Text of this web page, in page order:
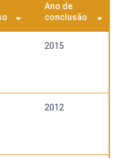
Ano de
conclusão
2015
2012